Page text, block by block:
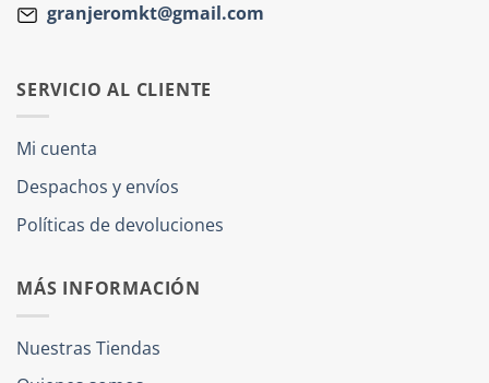
granjeromkt@gmail.com
SERVICIO AL CLIENTE
Mi cuenta
Despachos y envíos
Políticas de devoluciones
MÁS INFORMACIÓN
Nuestras Tiendas